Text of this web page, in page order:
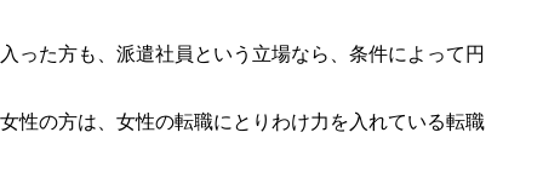
った方も、派遣社員という立場なら、条件によって円
性の方は、女性の転職にとりわけ力を入れている転職